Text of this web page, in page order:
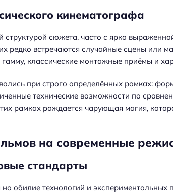
кинематографа
структурой сюжета, часто с ярко
редко встречаются случайные сцены или
классические монтажные приёмы и
при строго определённых рамках:
технические возможности по
рамках рождается чарующая магия,
на современные
стандарты
обилие технологий и экспериментальных
т
: